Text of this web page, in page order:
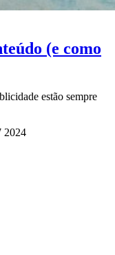
(e como
estão sempre
2024